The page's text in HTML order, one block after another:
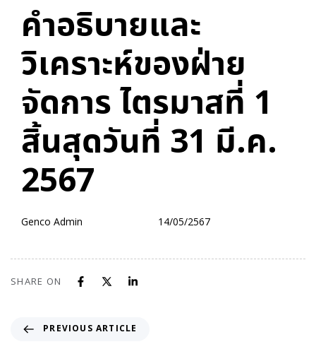
PUBLISHED
IN:
คำอธิบายและ
วิเคราะห์ของฝ่าย
จัดการ ไตรมาสที่ 1
สิ้นสุดวันที่ 31 มี.ค.
2567
Author
Genco Admin
Published
on:
14/05/2567
SHARE ON
PREVIOUS ARTICLE